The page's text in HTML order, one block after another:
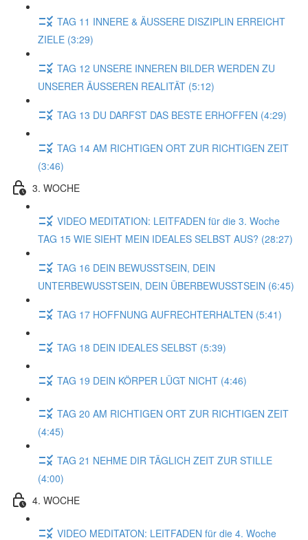
TAG 11 INNERE & ÄUSSERE DISZIPLIN ERREICHT
ZIELE (3:29)
TAG 12 UNSERE INNEREN BILDER WERDEN ZU
UNSERER ÄUSSEREN REALITÄT (5:12)
TAG 13 DU DARFST DAS BESTE ERHOFFEN (4:29)
TAG 14 AM RICHTIGEN ORT ZUR RICHTIGEN ZEIT
(3:46)
3. WOCHE
VIDEO MEDITATION: LEITFADEN für die 3. Woche
TAG 15 WIE SIEHT MEIN IDEALES SELBST AUS? (28:27)
TAG 16 DEIN BEWUSSTSEIN, DEIN
UNTERBEWUSSTSEIN, DEIN ÜBERBEWUSSTSEIN (6:45)
TAG 17 HOFFNUNG AUFRECHTERHALTEN (5:41)
TAG 18 DEIN IDEALES SELBST (5:39)
TAG 19 DEIN KÖRPER LÜGT NICHT (4:46)
TAG 20 AM RICHTIGEN ORT ZUR RICHTIGEN ZEIT
(4:45)
TAG 21 NEHME DIR TÄGLICH ZEIT ZUR STILLE
(4:00)
4. WOCHE
VIDEO MEDITATON: LEITFADEN für die 4. Woche